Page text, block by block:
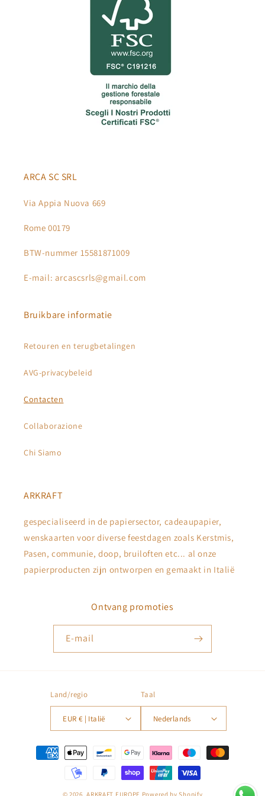
ARCA SC SRL
Via Appia Nuova 669
Rome 00179
BTW-nummer 15581871009
E-mail: arcascsrls@gmail.com
Bruikbare informatie
Retouren en terugbetalingen
AVG-privacybeleid
Contacten
Collaborazione
Chi Siamo
ARKRAFT
gespecialiseerd in de papiersector, cadeaupapier,
wenskaarten voor diverse feestdagen zoals Kerstmis,
Pasen, communie, doop, bruiloften etc... al onze
papierproducten zijn ontworpen en gemaakt in Italië
Ontvang promoties
E‑mail
Land/regio
EUR € | Italië
Taal
Nederlands
Betaalmethoden
© 2026,ARKRAFT EUROPE Powered by Shopify